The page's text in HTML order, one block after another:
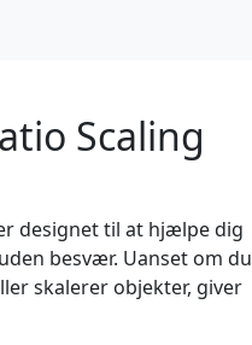
Scaling
designet til at hjælpe dig
besvær. Uanset om du
skalerer objekter, giver